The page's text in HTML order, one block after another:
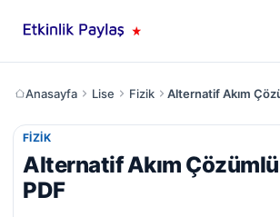
Anasayfa Lise Fizik Alternatif Akım
FIZIK
Alternatif Akım
PDF